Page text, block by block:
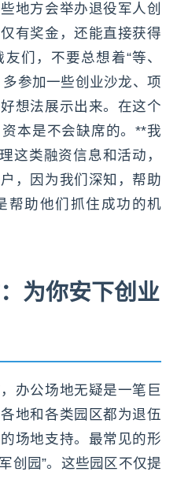
地方会举办退役军人创
有奖金，还能直接获得
们，不要总想着“等、
参加一些创业沙龙、项
想法展示出来。在这个
本是不会缺席的。**我
这类融资信息和活动，
，因为我们深知，帮助
帮助他们抓住成功的机
为你安下创业
办公场地无疑是一笔巨
地和各类园区都为退伍
场地支持。最常见的形
创园”。这些园区不仅提